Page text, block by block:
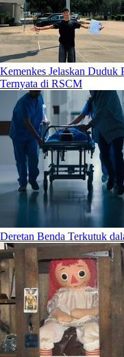
Kemenkes Jelaskan Duduk
Ternyata di RSCM
Deretan Benda Terkutuk